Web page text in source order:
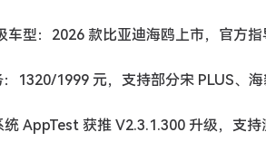
车型：2026 款比亚迪海鸥上市，官方
1320/1999 元，支持部分宋 PLUS、
AppTest 获推 V2.3.1.300 升级，支